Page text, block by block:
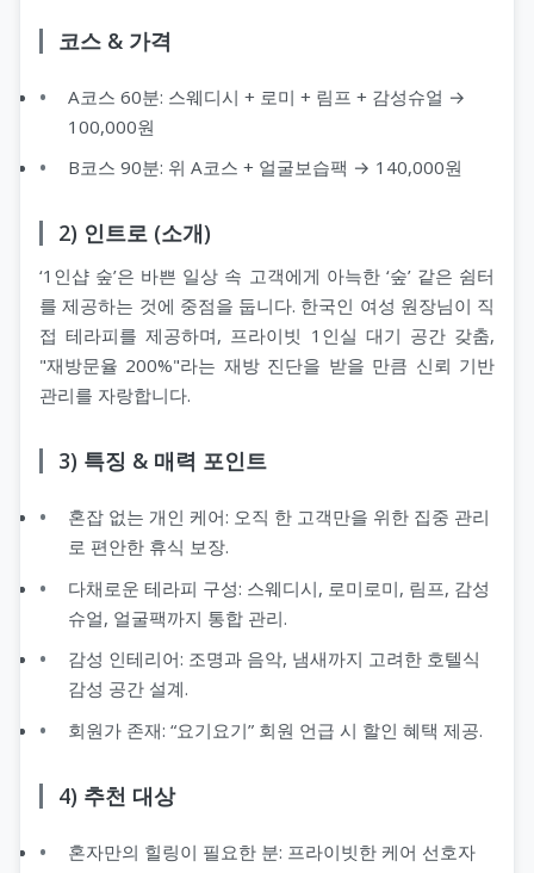
코스 & 가격
A코스 60분: 스웨디시 + 로미 + 림프 + 감성슈얼 →
100,000원
B코스 90분: 위 A코스 + 얼굴보습팩 → 140,000원
2) 인트로 (소개)
‘1인샵 숲’은 바쁜 일상 속 고객에게 아늑한 ‘숲’ 같은 쉼터
를 제공하는 것에 중점을 둡니다. 한국인 여성 원장님이 직
접 테라피를 제공하며, 프라이빗 1인실 대기 공간 갖춤,
"재방문율 200%"라는 재방 진단을 받을 만큼 신뢰 기반
관리를 자랑합니다.
3) 특징 & 매력 포인트
혼잡 없는 개인 케어: 오직 한 고객만을 위한 집중 관리
로 편안한 휴식 보장.
다채로운 테라피 구성: 스웨디시, 로미로미, 림프, 감성
슈얼, 얼굴팩까지 통합 관리.
감성 인테리어: 조명과 음악, 냄새까지 고려한 호텔식
감성 공간 설계.
회원가 존재: “요기요기” 회원 언급 시 할인 혜택 제공.
4) 추천 대상
혼자만의 힐링이 필요한 분: 프라이빗한 케어 선호자